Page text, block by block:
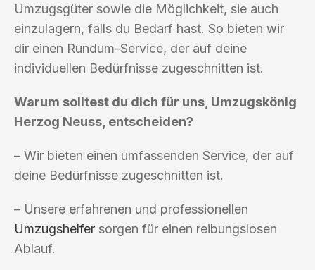
Umzugsgüter sowie die Möglichkeit, sie auch
einzulagern, falls du Bedarf hast. So bieten wir
dir einen Rundum-Service, der auf deine
individuellen Bedürfnisse zugeschnitten ist.
Warum solltest du dich für uns, Umzugskönig
Herzog Neuss, entscheiden?
– Wir bieten einen umfassenden Service, der auf
deine Bedürfnisse zugeschnitten ist.
– Unsere erfahrenen und professionellen
Umzugshelfer sorgen für einen reibungslosen
Ablauf.